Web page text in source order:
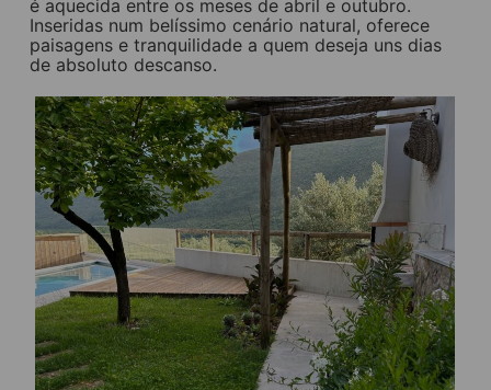
é aquecida entre os meses de abril e outubro.
Inseridas num belíssimo cenário natural, oferece
paisagens e tranquilidade a quem deseja uns dias
de absoluto descanso.